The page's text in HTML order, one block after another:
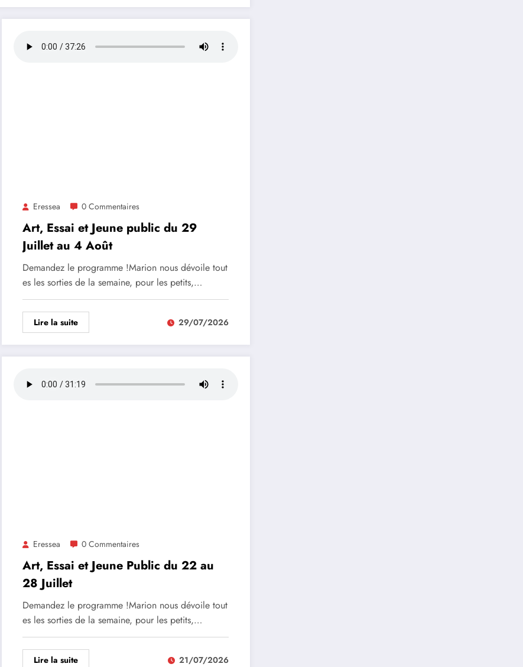
Eressea 0 Commentaires
Art, Essai et Jeune public du 29
Juillet au 4 Août
Demandez le programme !Marion nous dévoile tout
es les sorties de la semaine, pour les petits,…
Lire la suite 29/07/2026
Eressea 0 Commentaires
Art, Essai et Jeune Public du 22 au
28 Juillet
Demandez le programme !Marion nous dévoile tout
es les sorties de la semaine, pour les petits,…
Lire la suite 21/07/2026